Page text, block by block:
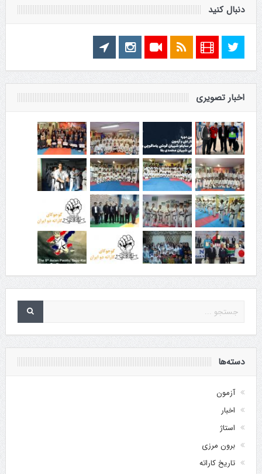
دنبال کنید
اخبار تصویری
دسته‌ها
آزمون
اخبار
استاژ
برون مرزی
تاریخ کاراته